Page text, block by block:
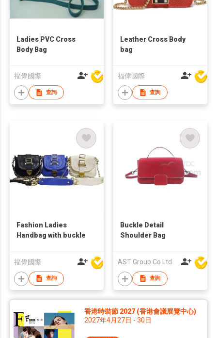
Ladies PVC Cross
Body Bag
福偉國際
查詢
Leather Cross Body
bag
福偉國際
查詢
Fashion Ladies
Handbag with buckle
福偉國際
查詢
Buckle Detail
Shoulder Bag
AST Group Co Ltd
查詢
香港時裝節 2027 (香港會議展覽中心)
2027年4月27日 - 30日